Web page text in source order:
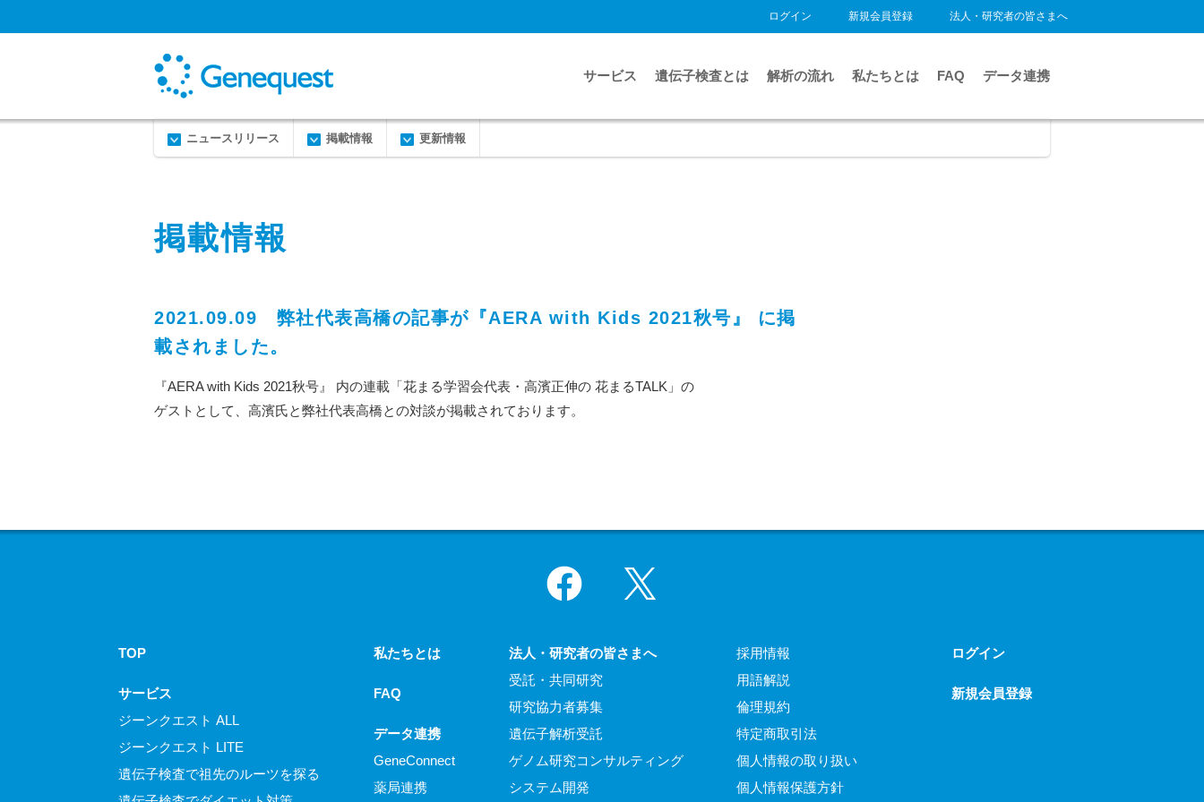
ログイン 新規会員登録 法人・研究者の皆さまへ
サービス 遺伝子検査とは 解析の流れ 私たちとは FAQ データ連携
ニュースリリース 掲載情報 更新情報
掲載情報
2021.09.09 弊社代表高橋の記事が『AERA with Kids 2021秋号』 に掲
載されました。
『AERA with Kids 2021秋号』 内の連載「花まる学習会代表・高濱正伸の 花まるTALK」の
ゲストとして、高濱氏と弊社代表高橋との対談が掲載されております。
Facebook
TOP
サービス
ジーンクエスト ALL
ジーンクエスト LITE
遺伝子検査で祖先のルーツを探る
私たちとは
FAQ
データ連携
GeneConnect
薬局連携
法人・研究者の皆さまへ
受託・共同研究
研究協力者募集
遺伝子解析受託
ゲノム研究コンサルティング
システム開発
採用情報
用語解説
倫理規約
特定商取引法
個人情報の取り扱い
個人情報保護方針
ログイン
新規会員登録